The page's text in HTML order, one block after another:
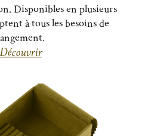
Disponibles en plusieurs
à tous les besoins de
Découvrir